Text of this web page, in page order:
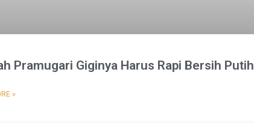
Pramugari Giginya Harus Rapi Bersih Putih
»